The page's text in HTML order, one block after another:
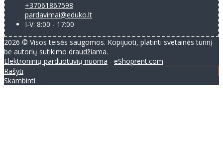
+37061867598
pardavimai@eduko.lt
I-V: 8:00 - 17:00
2026 © Visos teisės saugomos. Kopijuoti, platinti svetainės turinį
be autorių sutikimo draudžiama.
Elektroninių parduotuvių nuoma - eShoprent.com
Rašyti
Skambinti